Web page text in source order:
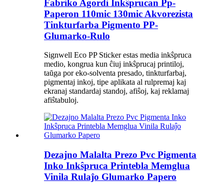
Fabriko Agordi Inkŝprucan Pp-
Paperon 110mic 130mic Akvorezista
Tinkturfarba Pigmento PP-
Glumarko-Rulo
Signwell Eco PP Sticker estas media inkŝpruca
medio, kongrua kun ĉiuj inkŝprucaj printiloj,
taŭga por eko-solventa presado, tinkturfarbaj,
pigmentaj inkoj, tipe aplikata al rulpremaj kaj
ekranaj standardaj standoj, afiŝoj, kaj reklamaj
afiŝtabuloj.
Dezajno Malalta Prezo Pvc Pigmenta
Inko Inkŝpruca Printebla Memglua
Vinila Rulaĵo Glumarko Papero